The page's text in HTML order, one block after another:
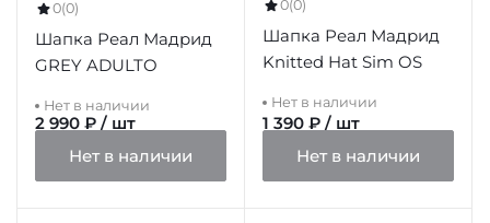
0(0)
Шапка Реал Мадрид
GREY ADULTO
Нет в наличии
2 990 ₽ / шт
Нет в наличии
0(0)
Шапка Реал Мадрид
Knitted Hat Sim OS
Нет в наличии
1 390 ₽ / шт
Нет в наличии